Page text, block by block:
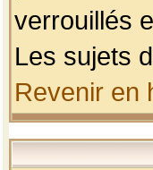
verrouillés
Les sujets
Revenir en